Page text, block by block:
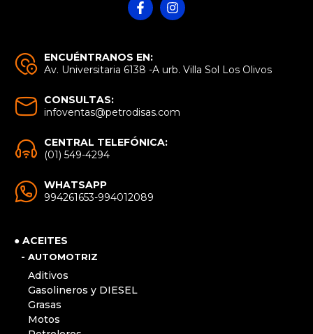
ENCUÉNTRANOS EN:
Av. Universitaria 6138 -A urb. Villa Sol Los Olivos
CONSULTAS:
infoventas@petrodisas.com
CENTRAL TELEFÓNICA:
(01) 549-4294
WHATSAPP
994261653-994012089
● ACEITES
- AUTOMOTRIZ
Aditivos
Gasolineros y DIESEL
Grasas
Motos